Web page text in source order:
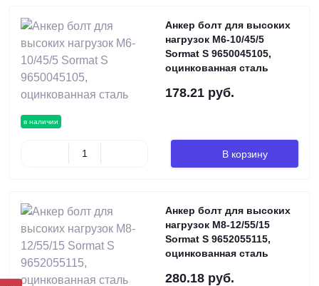
в наличии
Анкер болт для высоких
нагрузок М6-10/45/5
Sormat S 9650045105,
оцинкованная сталь
178.21 руб.
В корзину
Анкер болт для высоких
нагрузок М8-12/55/15
Sormat S 9652055115,
оцинкованная сталь
280.18 руб.